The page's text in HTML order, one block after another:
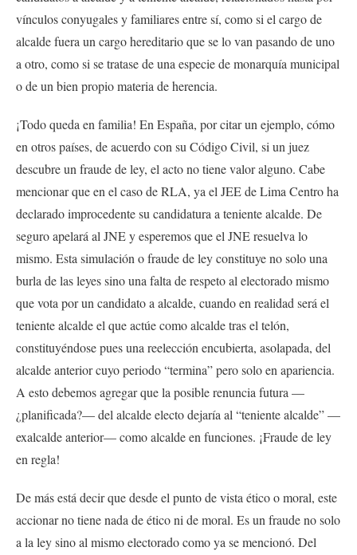
vínculos conyugales y familiares entre sí, como si el cargo de
alcalde fuera un cargo hereditario que se lo van pasando de uno
a otro, como si se tratase de una especie de monarquía municipal
o de un bien propio materia de herencia.
¡Todo queda en familia! En España, por citar un ejemplo, cómo
en otros países, de acuerdo con su Código Civil, si un juez
descubre un fraude de ley, el acto no tiene valor alguno. Cabe
mencionar que en el caso de RLA, ya el JEE de Lima Centro ha
declarado improcedente su candidatura a teniente alcalde. De
seguro apelará al JNE y esperemos que el JNE resuelva lo
mismo. Esta simulación o fraude de ley constituye no solo una
burla de las leyes sino una falta de respeto al electorado mismo
que vota por un candidato a alcalde, cuando en realidad será el
teniente alcalde el que actúe como alcalde tras el telón,
constituyéndose pues una reelección encubierta, asolapada, del
alcalde anterior cuyo periodo “termina” pero solo en apariencia.
A esto debemos agregar que la posible renuncia futura —
¿planificada?— del alcalde electo dejaría al “teniente alcalde” —
exalcalde anterior— como alcalde en funciones. ¡Fraude de ley
en regla!
De más está decir que desde el punto de vista ético o moral, este
accionar no tiene nada de ético ni de moral. Es un fraude no solo
a la ley sino al mismo electorado como ya se mencionó. Del